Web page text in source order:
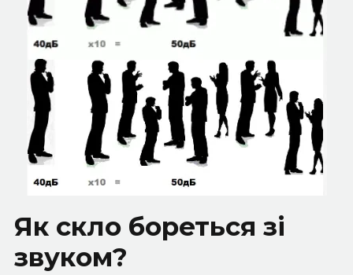
Як скло бореться зі
звуком?